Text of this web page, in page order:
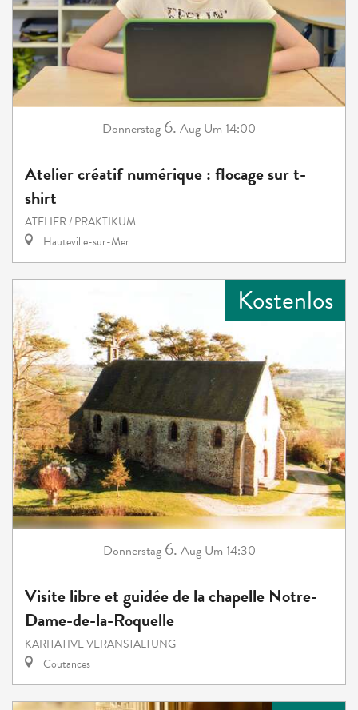
Donnerstag 6. Aug Um 14:00
Atelier créatif numérique : flocage sur t-
shirt
ATELIER / PRAKTIKUM
Hauteville-sur-Mer
Kostenlos
Donnerstag 6. Aug Um 14:30
Visite libre et guidée de la chapelle Notre-
Dame-de-la-Roquelle
KARITATIVE VERANSTALTUNG
Coutances